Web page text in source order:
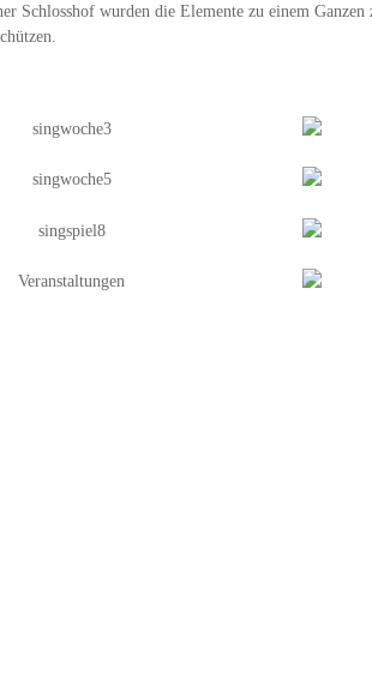
wurden die Elemente zu einem